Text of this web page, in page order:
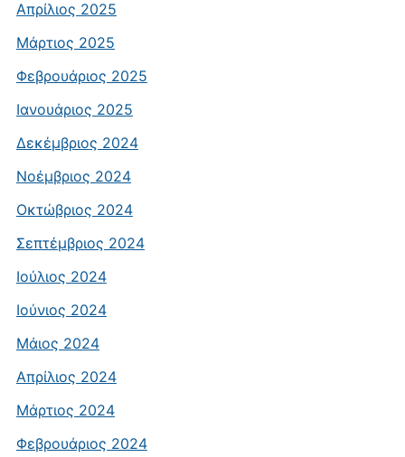
Απρίλιος 2025
Μάρτιος 2025
Φεβρουάριος 2025
Ιανουάριος 2025
Δεκέμβριος 2024
Νοέμβριος 2024
Οκτώβριος 2024
Σεπτέμβριος 2024
Ιούλιος 2024
Ιούνιος 2024
Μάιος 2024
Απρίλιος 2024
Μάρτιος 2024
Φεβρουάριος 2024